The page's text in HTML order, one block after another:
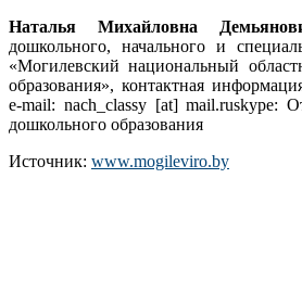
Наталья Михайловна
дошкольного, начального и
«Могилевский национальный
образования», контактная
e-mail: nach_classy [at] mail.ruskype:
дошкольного образования
Источник: www.mogileviro.by